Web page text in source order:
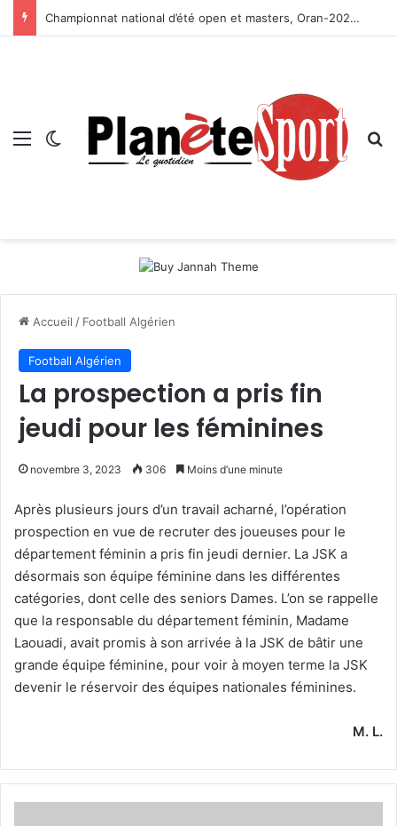
Championnat national d’été open et masters, Oran-2026 — Le CRB s’adjuge le titre
Menu Switch skin
Accueil / Football Algérien
Football Algérien
La prospection a pris fin
jeudi pour les féminines
novembre 3, 2023 306 Moins d’une minute
Après plusieurs jours d’un travail acharné, l’opération
prospection en vue de recruter des joueuses pour le
département féminin a pris fin jeudi dernier. La JSK a
désormais son équipe féminine dans les différentes
catégories, dont celle des seniors Dames. L’on se rappelle
que la responsable du département féminin, Madame
Laouadi, avait promis à son arrivée à la JSK de bâtir une
grande équipe féminine, pour voir à moyen terme la JSK
devenir le réservoir des équipes nationales féminines.
M. L.